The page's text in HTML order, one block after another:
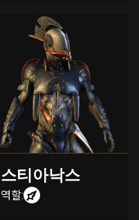
스티아낙스
역할: